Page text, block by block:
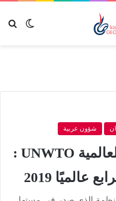
الوضع
شؤون عربية
منظمة السياحة العالمية UNWTO :
عالميًا 2019